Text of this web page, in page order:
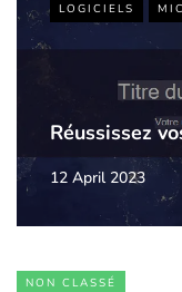
LOGICIELS
Réussissez
12 April 2023
NON CLASSÉ